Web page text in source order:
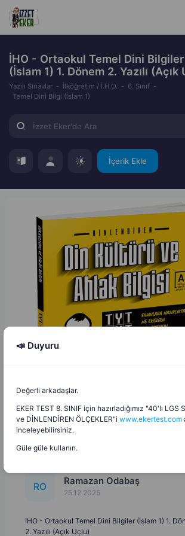
İHO - Ortaokul Temel Dini Bilgiler
(İslam 1) 1. Dönem 2. Yazılı (Açık
Yazılı Sınavlar İlköğretim / İ.H.O.
6. Sınıf
Temel Dini Bilgi (İslam 1)
İçerik Ekle
RO Ramazan Odabaş
25.12.2025
İHO - Ortaokul Temel Dini Bilgiler (İslam 1) 1.
2. Yazılı (Açık Uçlu)
📣 Duyuru
Değerli arkadaşlar.
EKER TEST 8. SINIF için hazırladığımız "40'lı LGS
ve DİNLENDİREN ÖLÇEKLER"i www.ekertest.com
inceleyebilirsiniz.
Güle güle kullanın.